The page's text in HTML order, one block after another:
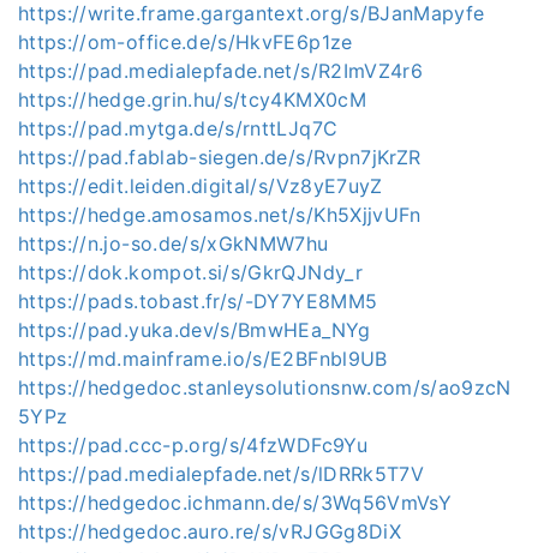
https://write.frame.gargantext.org/s/BJanMapyfe
https://om-office.de/s/HkvFE6p1ze
https://pad.medialepfade.net/s/R2ImVZ4r6
https://hedge.grin.hu/s/tcy4KMX0cM
https://pad.mytga.de/s/rnttLJq7C
https://pad.fablab-siegen.de/s/Rvpn7jKrZR
https://edit.leiden.digital/s/Vz8yE7uyZ
https://hedge.amosamos.net/s/Kh5XjjvUFn
https://n.jo-so.de/s/xGkNMW7hu
https://dok.kompot.si/s/GkrQJNdy_r
https://pads.tobast.fr/s/-DY7YE8MM5
https://pad.yuka.dev/s/BmwHEa_NYg
https://md.mainframe.io/s/E2BFnbl9UB
https://hedgedoc.stanleysolutionsnw.com/s/ao9zcN
5YPz
https://pad.ccc-p.org/s/4fzWDFc9Yu
https://pad.medialepfade.net/s/lDRRk5T7V
https://hedgedoc.ichmann.de/s/3Wq56VmVsY
https://hedgedoc.auro.re/s/vRJGGg8DiX